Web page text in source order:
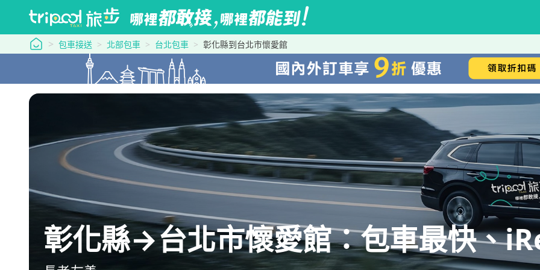
tripool 旅步
包車接送 北部包車 台北包車 彰化縣到台北市懷愛館
彰化縣→台北市懷愛館：包車最快、